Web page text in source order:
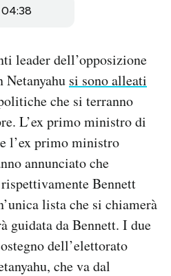
04:38
leader dell’opposizione
Netanyahu si sono alleati
che si terranno
L’ex primo ministro di
l’ex primo ministro
annunciato che
Bennett
lista che si chiamerà
guidata da Bennett. I due
dell’elettorato
che va dal